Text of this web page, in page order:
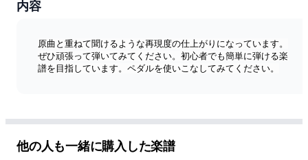
内容
原曲と重ねて聞けるような再現度の仕上がりになっています。
ぜひ頑張って弾いてみてください。初心者でも簡単に弾ける楽
譜を目指しています。ペダルを使いこなしてみてください。
他の人も一緒に購入した楽譜